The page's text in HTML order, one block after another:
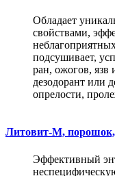
Обладает
свойствами,
подсушивает,
ран, ожогов, язв
дезодорант или
опрелости,
Литовит-М, порошок,
Эффективный